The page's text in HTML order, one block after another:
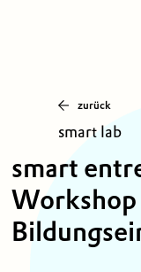
zurück
smart lab
smart